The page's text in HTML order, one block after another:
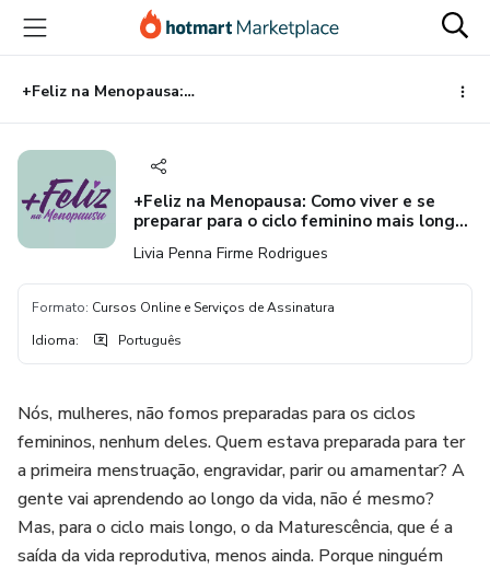
para
conteúdo
principal
para
pagamento
para
rodapé
+Feliz na Menopausa: Como viver e se preparar para o ciclo feminino mais longo de sua vida
+Feliz na Menopausa: Como viver e se
preparar para o ciclo feminino mais longo
Livia Penna Firme Rodrigues
Formato: Cursos Online e Serviços de Assinatura
Idioma: Português
Nós, mulheres, não fomos preparadas para os ciclos
femininos, nenhum deles. Quem estava preparada para ter
a primeira menstruação, engravidar, parir ou amamentar? A
gente vai aprendendo ao longo da vida, não é mesmo?
Mas, para o ciclo mais longo, o da Maturescência, que é a
saída da vida reprodutiva, menos ainda. Porque ninguém